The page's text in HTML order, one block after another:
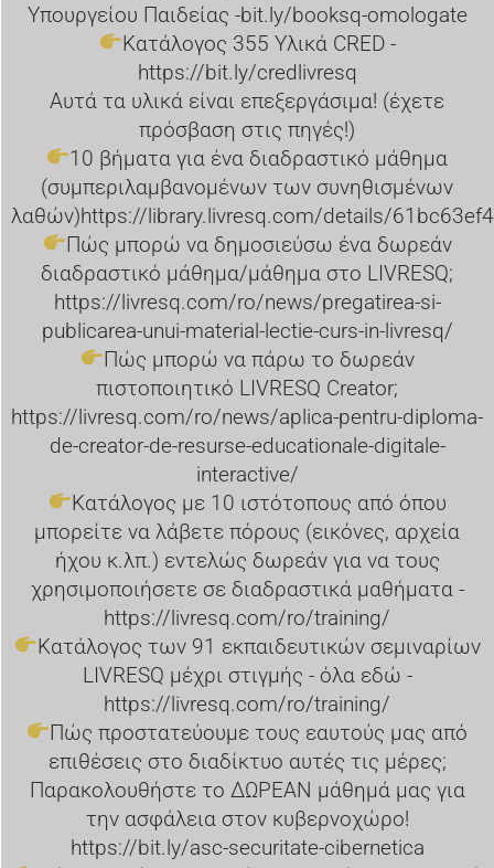
Υπουργείου Παιδείας -bit.ly/booksq-omologate
Κατάλογος 355 Υλικά CRED -
https://bit.ly/credlivresq
Αυτά τα υλικά είναι επεξεργάσιμα! (έχετε
πρόσβαση στις πηγές!)
10 βήματα για ένα διαδραστικό μάθημα
(συμπεριλαμβανομένων των συνηθισμένων
λαθών)https://library.livresq.com/details/
Πώς μπορώ να δημοσιεύσω ένα δωρεάν
διαδραστικό μάθημα/μάθημα στο LIVRESQ;
https://livresq.com/ro/news/pregatirea-si-
publicarea-unui-material-lectie-curs-in-livresq/
Πώς μπορώ να πάρω το δωρεάν
πιστοποιητικό LIVRESQ Creator;
https://livresq.com/ro/news/aplica-pentru-diploma-
de-creator-de-resurse-educationale-digitale-
interactive/
Κατάλογος με 10 ιστότοπους από όπου
μπορείτε να λάβετε πόρους (εικόνες, αρχεία
ήχου κ.λπ.) εντελώς δωρεάν για να τους
χρησιμοποιήσετε σε διαδραστικά μαθήματα -
https://livresq.com/ro/training/
Κατάλογος των 91 εκπαιδευτικών σεμιναρίων
LIVRESQ μέχρι στιγμής - όλα εδώ -
https://livresq.com/ro/training/
Πώς προστατεύουμε τους εαυτούς μας από
επιθέσεις στο διαδίκτυο αυτές τις μέρες;
Παρακολουθήστε το ΔΩΡΕΑΝ μάθημά μας για
την ασφάλεια στον κυβερνοχώρο!
https://bit.ly/asc-securitate-cibernetica